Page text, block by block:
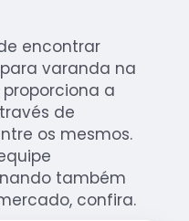
encontrar
varanda na
proporciona a
de
os mesmos.
também
confira.